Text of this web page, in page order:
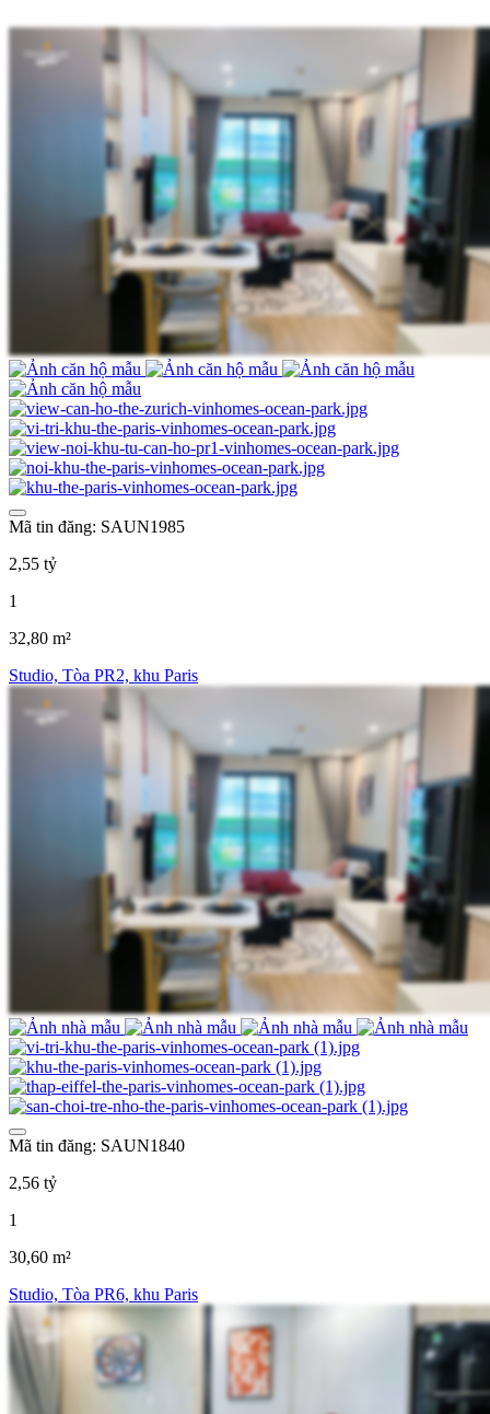
Mã tin đăng: SAUN1985
2,55 tỷ
1
32,80 m²
Studio, Tòa PR2, khu Paris
Mã tin đăng: SAUN1840
2,56 tỷ
1
30,60 m²
Studio, Tòa PR6, khu Paris